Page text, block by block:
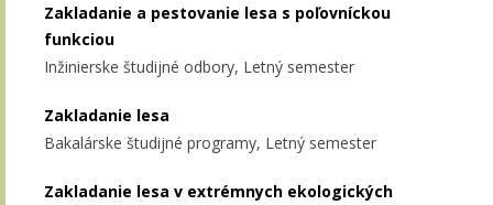
Zakladanie a pestovanie lesa s poľovníckou
funkciou
Inžinierske študijné odbory, Letný semester
Zakladanie lesa
Bakalárske študijné programy, Letný semester
Zakladanie lesa v extrémnych ekologických